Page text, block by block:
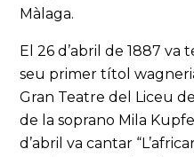
Màlaga.
El 26 d’abril de 1887
seu primer títol
Gran Teatre del Liceu
de la soprano Mila
d’abril va cantar